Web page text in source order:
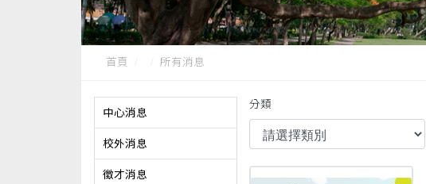
首頁 所有消息
中心消息
校外消息
徵才消息
分類